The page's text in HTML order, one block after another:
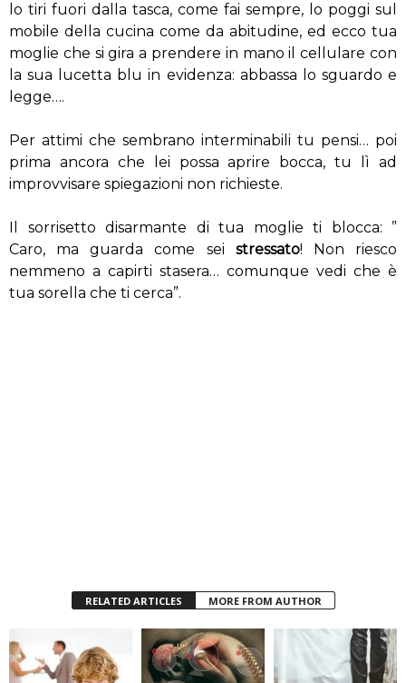
lo tiri fuori dalla tasca, come fai sempre, lo poggi sul
mobile della cucina come da abitudine, ed ecco tua
moglie che si gira a prendere in mano il cellulare con
la sua lucetta blu in evidenza: abbassa lo sguardo e
legge….
Per attimi che sembrano interminabili tu pensi… poi
prima ancora che lei possa aprire bocca, tu lì ad
improvvisare spiegazioni non richieste.
Il sorrisetto disarmante di tua moglie ti blocca: ”
Caro, ma guarda come sei stressato! Non riesco
nemmeno a capirti stasera… comunque vedi che è
tua sorella che ti cerca”.
RELATED ARTICLES MORE FROM AUTHOR